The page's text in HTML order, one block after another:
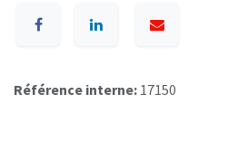
Référence interne: 17150